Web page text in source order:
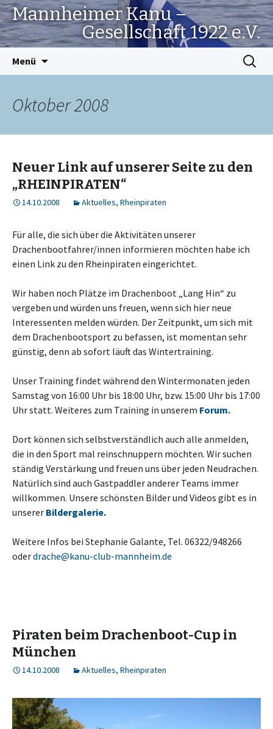
Mannheimer Kanu –
Gesellschaft 1922 e.V.
Menü
Suchen
nach:
Oktober 2008
Neuer Link auf unserer Seite zu den
„RHEINPIRATEN“
14.10.2008 Aktuelles, Rheinpiraten
Für alle, die sich über die Aktivitäten unserer
Drachenbootfahrer/innen informieren möchten habe ich
einen Link zu den Rheinpiraten eingerichtet.
Wir haben noch Plätze im Drachenboot „Lang Hin“ zu
vergeben und würden uns freuen, wenn sich hier neue
Interessenten melden würden. Der Zeitpunkt, um sich mit
dem Drachenbootsport zu befassen, ist momentan sehr
günstig, denn ab sofort läuft das Wintertraining.
Unser Training findet während den Wintermonaten jeden
Samstag von 16:00 Uhr bis 18:00 Uhr, bzw. 15:00 Uhr bis 17:00
Uhr statt. Weiteres zum Training in unserem Forum.
Dort können sich selbstverständlich auch alle anmelden,
die in den Sport mal reinschnuppern möchten. Wir suchen
ständig Verstärkung und freuen uns über jeden Neudrachen.
Natürlich sind auch Gastpaddler anderer Teams immer
willkommen. Unsere schönsten Bilder und Videos gibt es in
unserer Bildergalerie.
Weitere Infos bei Stephanie Galante, Tel. 06322/948266
oderdrache@kanu-club-mannheim.de
Piraten beim Drachenboot-Cup in
München
14.10.2008 Aktuelles, Rheinpiraten